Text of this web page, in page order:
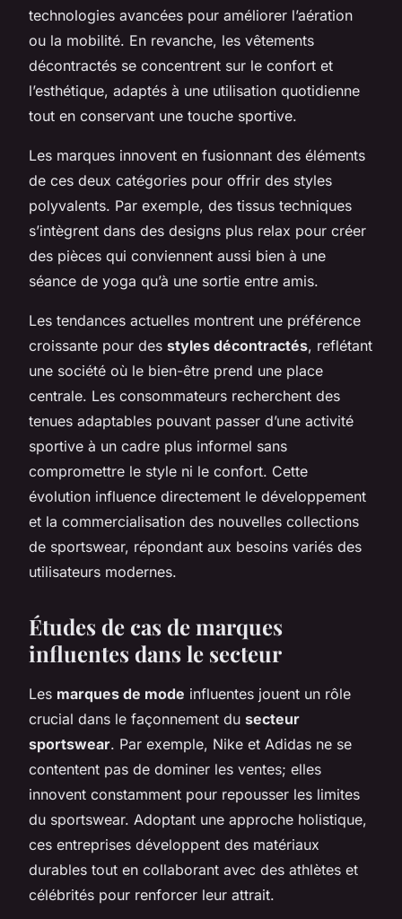
technologies avancées pour améliorer l’aération
ou la mobilité. En revanche, les vêtements
décontractés se concentrent sur le confort et
l’esthétique, adaptés à une utilisation quotidienne
tout en conservant une touche sportive.
Les marques innovent en fusionnant des éléments
de ces deux catégories pour offrir des styles
polyvalents. Par exemple, des tissus techniques
s’intègrent dans des designs plus relax pour créer
des pièces qui conviennent aussi bien à une
séance de yoga qu’à une sortie entre amis.
Les tendances actuelles montrent une préférence
croissante pour des styles décontractés, reflétant
une société où le bien-être prend une place
centrale. Les consommateurs recherchent des
tenues adaptables pouvant passer d’une activité
sportive à un cadre plus informel sans
compromettre le style ni le confort. Cette
évolution influence directement le développement
et la commercialisation des nouvelles collections
de sportswear, répondant aux besoins variés des
utilisateurs modernes.
Études de cas de marques
influentes dans le secteur
Les marques de mode influentes jouent un rôle
crucial dans le façonnement du secteur
sportswear. Par exemple, Nike et Adidas ne se
contentent pas de dominer les ventes; elles
innovent constamment pour repousser les limites
du sportswear. Adoptant une approche holistique,
ces entreprises développent des matériaux
durables tout en collaborant avec des athlètes et
célébrités pour renforcer leur attrait.